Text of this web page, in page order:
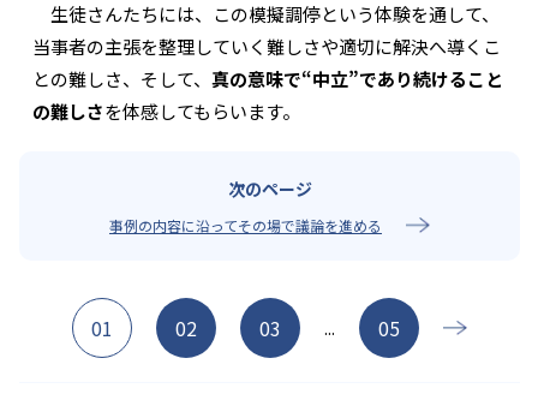
生徒さんたちには、この模擬調停という体験を通して、
当事者の主張を整理していく難しさや適切に解決へ導くこ
との難しさ、そして、 真の意味で“中立”であり続けること
の難しさを体感してもらいます。
事例の内容に沿ってその場で議論を進める
01 02 03 ... 05